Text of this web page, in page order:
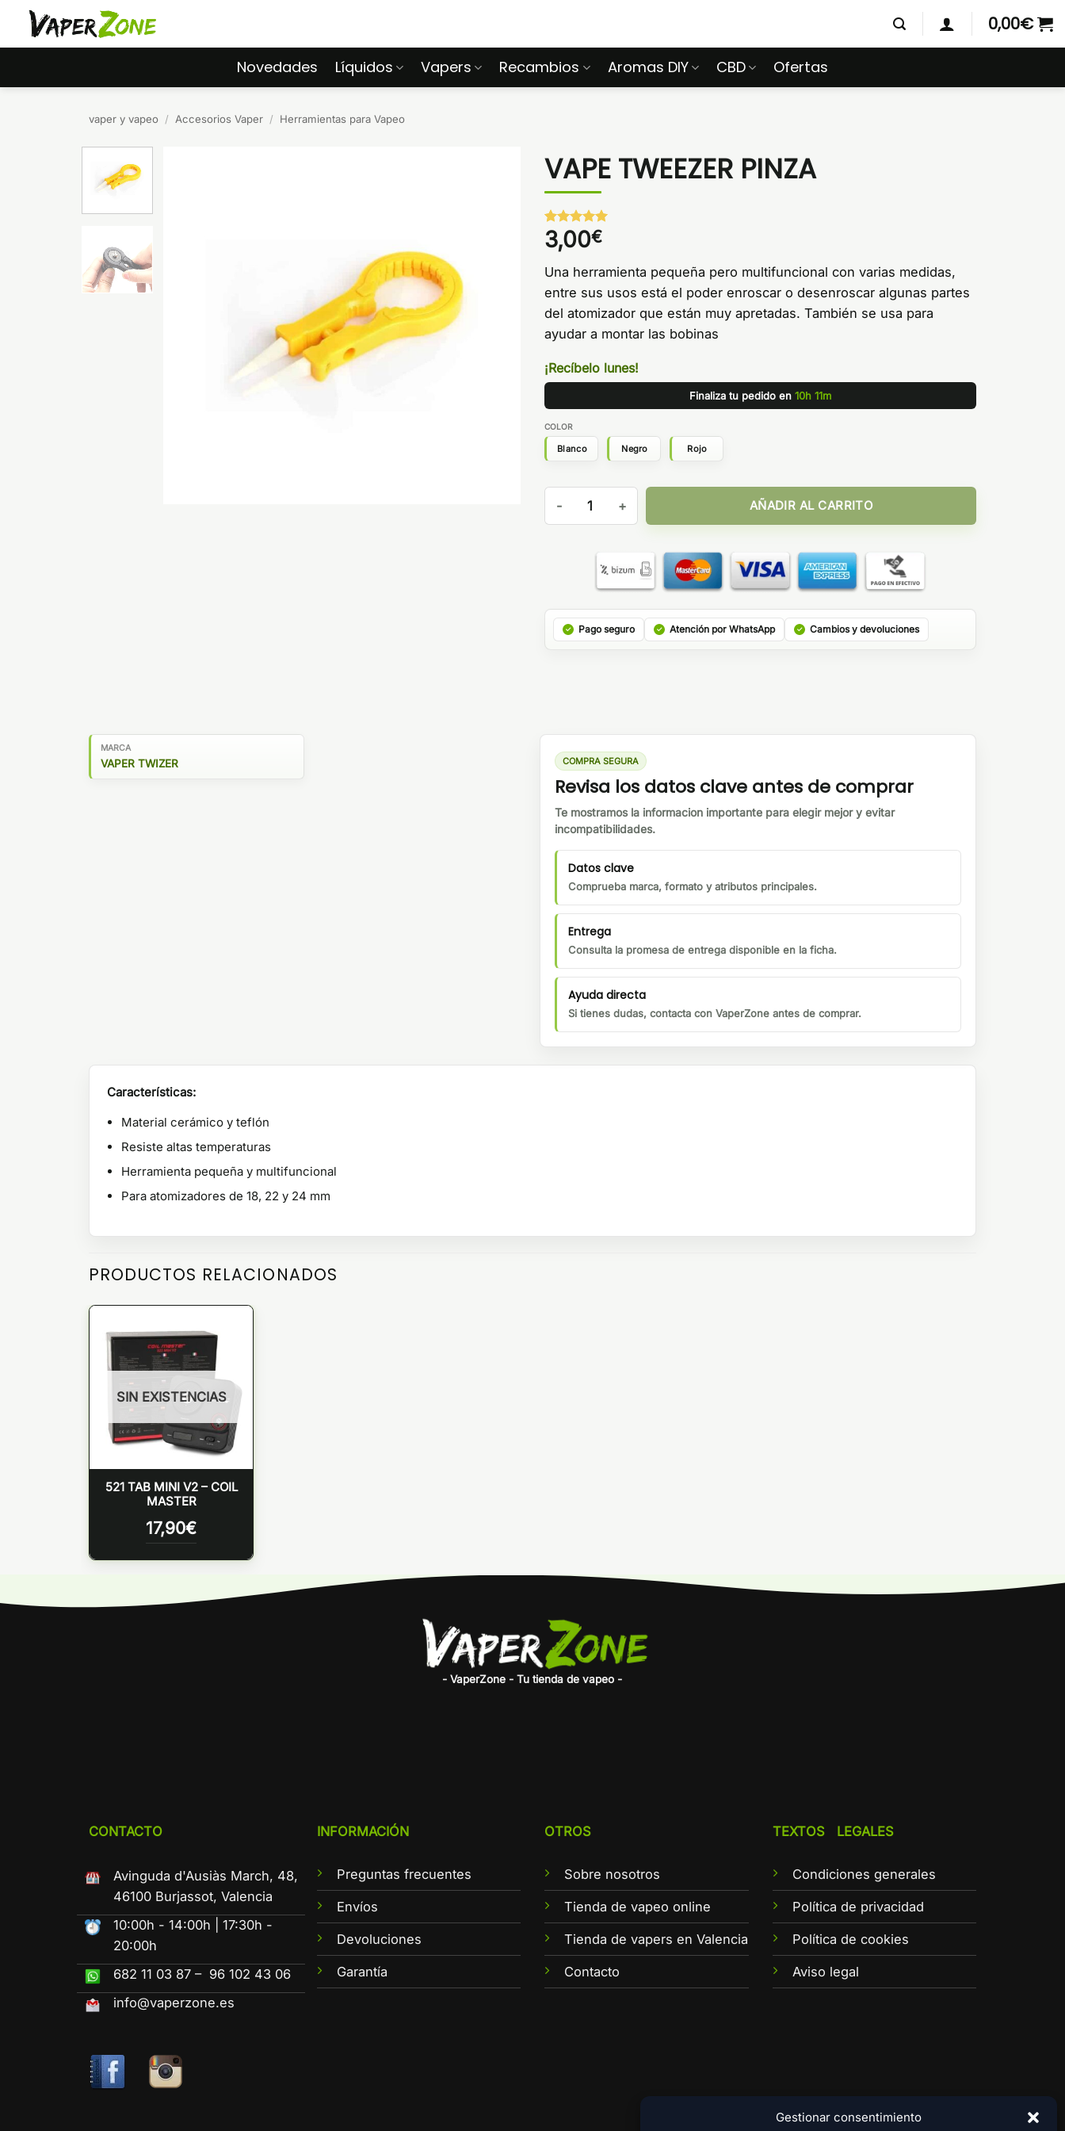
Gestionar consentimiento
Saltar
contenido
0,00€
Novedades Líquidos Vapers Recambios Aromas DIY CBD Ofertas
vaper y vapeo / Accesorios Vaper / Herramientas para Vapeo
VAPE TWEEZER PINZA
Valorado
con5de 5
1
valoración
de un
cliente
3,00€
Una herramienta pequeña pero multifuncional con varias medidas,
entre sus usos está el poder enroscar o desenroscar algunas partes
del atomizador que están muy apretadas. También se usa para
ayudar a montar las bobinas
¡Recíbelo lunes!
Finaliza tu pedido en 10h 11m
COLOR
Blanco Negro Rojo
VAPE TWEEZER PINZA cantidad
AÑADIR AL CARRITO
Pago seguro Atención por WhatsApp Cambios y devoluciones
MARCA
VAPER TWIZER COMPRA SEGURA
Revisa los datos clave antes de comprar
Te mostramos la informacion importante para elegir mejor y evitar
incompatibilidades.
Datos clave
Comprueba marca, formato y atributos principales.
Entrega
Consulta la promesa de entrega disponible en la ficha.
Ayuda directa
Si tienes dudas, contacta con VaperZone antes de comprar.
Características:
Material cerámico y teflón
Resiste altas temperaturas
Herramienta pequeña y multifuncional
Para atomizadores de 18, 22 y 24 mm
PRODUCTOS RELACIONADOS
SIN EXISTENCIAS
521 TAB MINI V2 – COIL
MASTER
17,90€
- VaperZone - Tu tienda de vapeo -
CONTACTO
Avinguda d'Ausiàs March, 48,
46100 Burjassot, Valencia
10:00h - 14:00h | 17:30h -
20:00h
682 11 03 87 – 96 102 43 06
info@vaperzone.es
INFORMACIÓN
Preguntas frecuentes
Envíos
Devoluciones
Garantía
OTROS
Sobre nosotros
Tienda de vapeo online
Tienda de vapers en Valencia
Contacto
TEXTOS LEGALES
Condiciones generales
Política de privacidad
Política de cookies
Aviso legal